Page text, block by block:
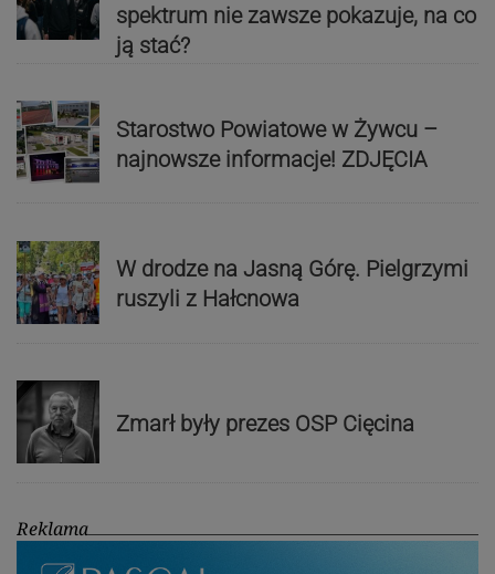
spektrum nie zawsze pokazuje, na co
ją stać?
Starostwo Powiatowe w Żywcu –
najnowsze informacje! ZDJĘCIA
W drodze na Jasną Górę. Pielgrzymi
ruszyli z Hałcnowa
Zmarł były prezes OSP Cięcina
Reklama